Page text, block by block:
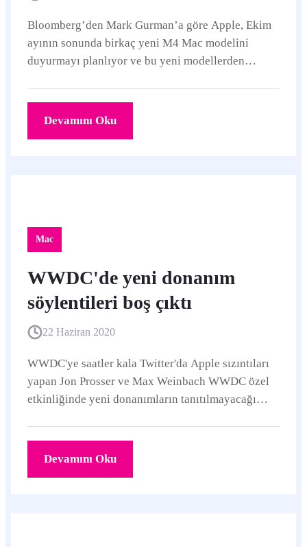
Bloomberg’den Mark Gurman’a göre Apple, Ekim
ayının sonunda birkaç yeni M4 Mac modelini
duyurmayı planlıyor ve bu yeni modellerden
Devamını Oku
Mac
WWDC'de yeni donanım
söylentileri boş çıktı
22 Haziran 2020
WWDC'ye saatler kala Twitter'da Apple sızıntıları
yapan Jon Prosser ve Max Weinbach WWDC özel
etkinliğinde yeni donanımların tanıtılmayacağı
Devamını Oku